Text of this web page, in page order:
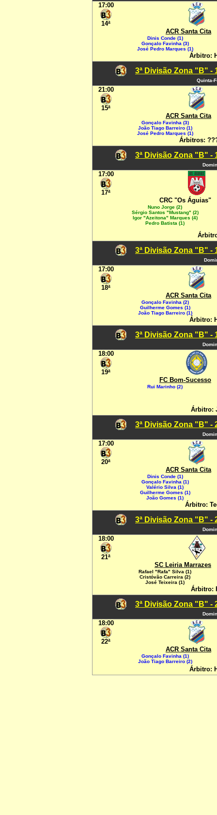
17:00
14ª
ACR Santa Cita
Dinis Conde (1)
Gonçalo Favinha (3)
José Pedro Marques (1)
Árbitro:
3ª Divisão Zona "B" -
Quinta-
21:00
15ª
ACR Santa Cita
Gonçalo Favinha (3)
João Tiago Barreiro (1)
José Pedro Marques (1)
Árbitros:
3ª Divisão Zona "B" -
17:00
17ª
CRC "Os Águias"
Nuno Jorge (2)
Sérgio Santos "Mustang" (2)
Igor "Azeitona" Marques (4)
Pedro Batista (1)
3ª Divisão Zona "B" -
17:00
18ª
ACR Santa Cita
Gonçalo Favinha (2)
Guilherme Gomes (1)
João Tiago Barreiro (1)
Árbitro:
3ª Divisão Zona "B" -
18:00
19ª
FC Bom-Sucesso
Rui Marinho (2)
Árbitro:
3ª Divisão Zona "B" -
17:00
20ª
ACR Santa Cita
Dinis Conde (1)
Gonçalo Favinha (1)
Valério Silva (1)
Guilherme Gomes (1)
João Gomes (1)
Árbitro:
3ª Divisão Zona "B" -
18:00
21ª
SC Leiria Marrazes
Rafael "Rafa" Silva (1)
Cristóvão Carreira (2)
José Teixeira (1)
Árbitro:
3ª Divisão Zona "B" -
18:00
22ª
ACR Santa Cita
Gonçalo Favinha (1)
João Tiago Barreiro (2)
Árbitro: